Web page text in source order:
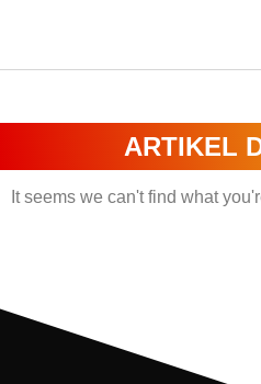
ARTIKEL
It seems we can't find what